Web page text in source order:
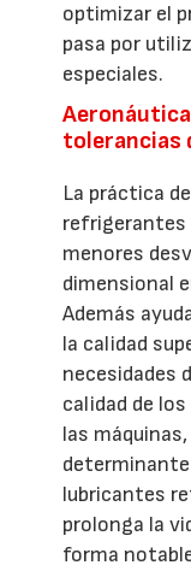
optimizar el
pasa por
especiales.
tolerancias
La práctica
refrigerantes
menores
dimensional
Además
la calidad
necesidades
calidad de
las
lubricantes
prolonga la
forma